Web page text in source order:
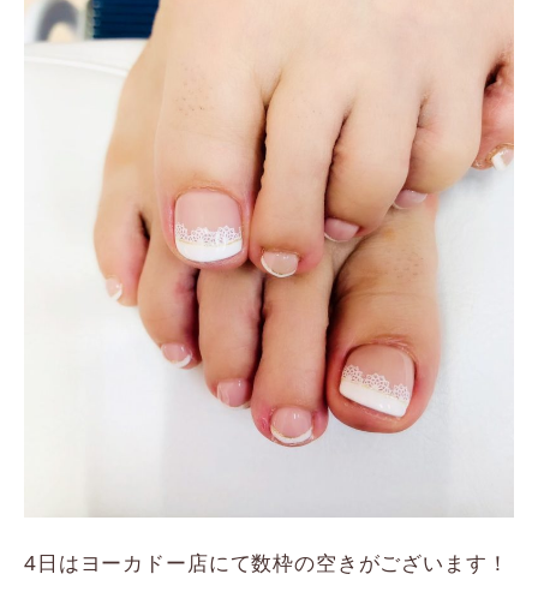
4日はヨーカドー店にて数枠の空きがございます！